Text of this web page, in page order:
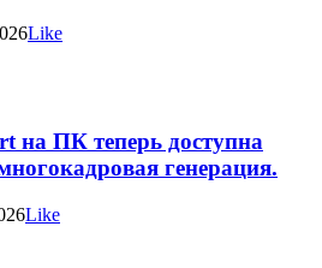
Like
на ПК теперь доступна
генерация.
Like